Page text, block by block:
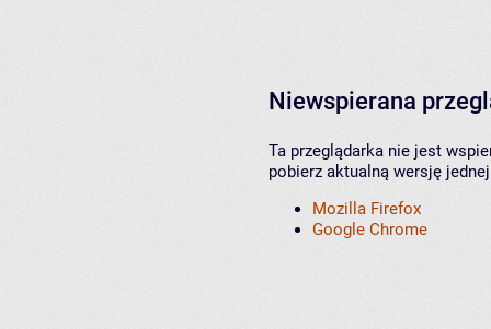
Niewspierana
Ta przeglądarka nie jest
pobierz aktualną wersję
Mozilla Firefox
Google Chrome